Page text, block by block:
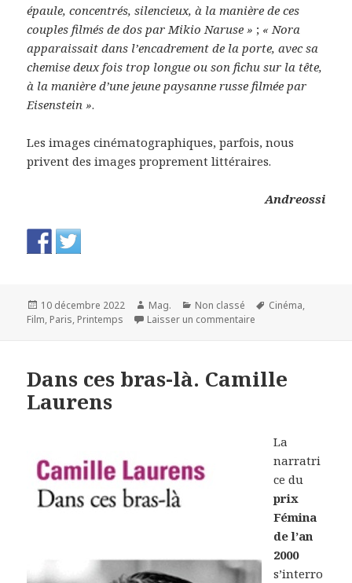
épaule, concentrés, silencieux, à la manière de ces
couples filmés de dos par Mikio Naruse » ; « Nora
apparaissait dans l’encadrement de la porte, avec sa
chemise deux fois trop longue ou son fichu sur la tête,
à la manière d’une jeune paysanne russe filmée par
Eisenstein ».
Les images cinématographiques, parfois, nous
privent des images proprement littéraires.
Andreossi
Publié
le
10 décembre 2022 Auteur
Mag. Catégories
Non classé
Mots-
Cinéma,
Film, Paris, Printemps Laisser un commentaire
Dans ces bras-là. Camille
Laurens
La
narratri
ce du
prix
Fémina
de l’an
2000
s’interro